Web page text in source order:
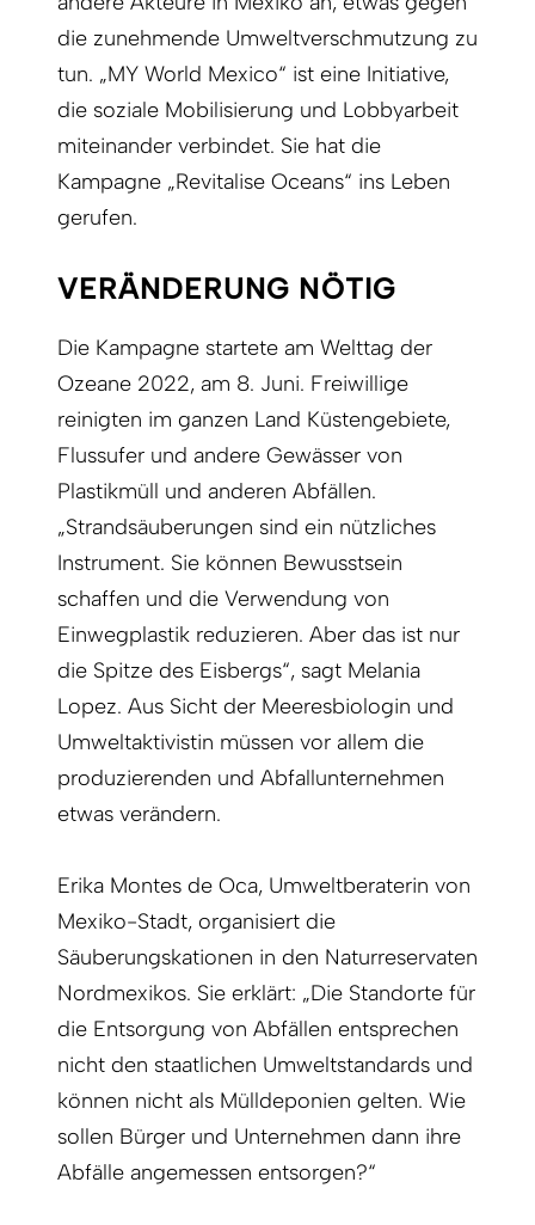
die zunehmende Umweltverschmutzung zu
tun. „MY World Mexico“ ist eine Initiative,
die soziale Mobilisierung und Lobbyarbeit
miteinander verbindet. Sie hat die
Kampagne „Revitalise Oceans“ ins Leben
gerufen.
VERÄNDERUNG NÖTIG
Die Kampagne startete am Welttag der
Ozeane 2022, am 8. Juni. Freiwillige
reinigten im ganzen Land Küstengebiete,
Flussufer und andere Gewässer von
Plastikmüll und anderen Abfällen.
„Strandsäuberungen sind ein nützliches
Instrument. Sie können Bewusstsein
schaffen und die Verwendung von
Einwegplastik reduzieren. Aber das ist nur
die Spitze des Eisbergs“, sagt Melania
Lopez. Aus Sicht der Meeresbiologin und
Umweltaktivistin müssen vor allem die
produzierenden und Abfallunternehmen
etwas verändern.
Erika Montes de Oca, Umweltberaterin von
Mexiko-Stadt, organisiert die
Säuberungskationen in den Naturreservaten
Nordmexikos. Sie erklärt: „Die Standorte für
die Entsorgung von Abfällen entsprechen
nicht den staatlichen Umweltstandards und
können nicht als Mülldeponien gelten. Wie
sollen Bürger und Unternehmen dann ihre
Abfälle angemessen entsorgen?“